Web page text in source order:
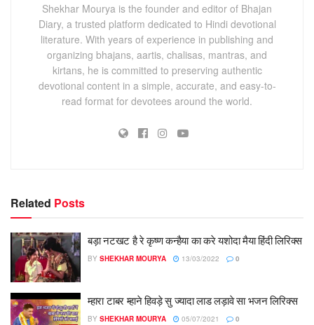
Shekhar Mourya is the founder and editor of Bhajan
Diary, a trusted platform dedicated to Hindi devotional
literature. With years of experience in publishing and
organizing bhajans, aartis, chalisas, mantras, and
kirtans, he is committed to preserving authentic
devotional content in a simple, accurate, and easy-to-
read format for devotees around the world.
Related Posts
बड़ा नटखट है रे कृष्ण कन्हैया का करे यशोदा मैया हिंदी लिरिक्स
BY SHEKHAR MOURYA 13/03/2022 0
म्हारा टाबर म्हाने हिवड़े सु ज्यादा लाड लड़ावे सा भजन लिरिक्स
BY SHEKHAR MOURYA 05/07/2021 0